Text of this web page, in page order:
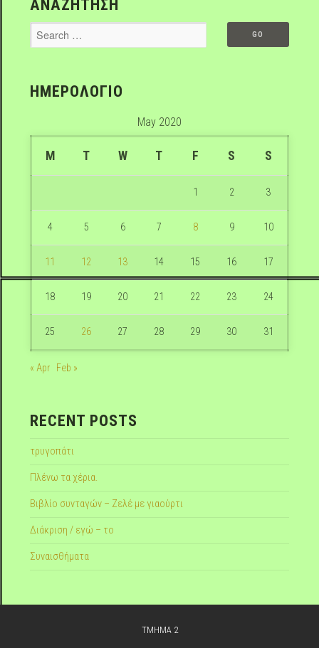
ΑΝΑΖΗΤΗΣΗ
ΗΜΕΡΟΛΟΓΙΟ
May 2020
M T W T F S S
1 2 3
4 5 6 7 8 9 10
11 12 13 14 15 16 17
18 19 20 21 22 23 24
25 26 27 28 29 30 31
« Apr Feb »
RECENT POSTS
τρυγοπάτι
Πλένω τα χέρια.
Βιβλίο συνταγών – Ζελέ με γιαούρτι
Διάκριση / εγώ – το
Συναισθήματα
TMHMA 2